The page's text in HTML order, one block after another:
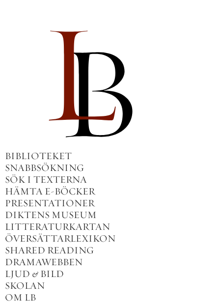
BIBLIOTEKET
SNABBSÖKNING
SÖK I TEXTERNA
HÄMTA E-BÖCKER
PRESENTATIONER
DIKTENS MUSEUM
LITTERATURKARTAN
ÖVERSÄTTARLEXIKON
SHARED READING
DRAMAWEBBEN
LJUD & BILD
SKOLAN
OM LB